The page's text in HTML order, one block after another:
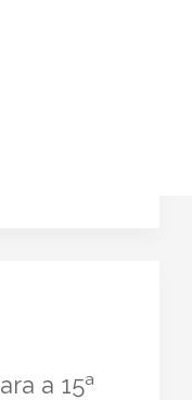
a 15ª